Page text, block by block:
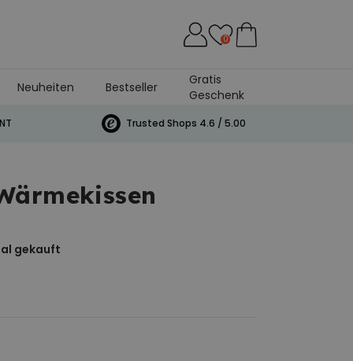
0
Neuheiten Bestseller
Gratis
Geschenk
Trusted Shops 4.6 / 5.00
gekauft